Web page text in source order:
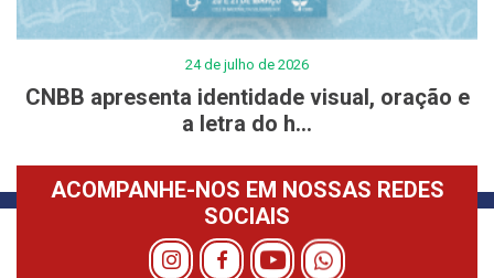
24 de julho de 2026
CNBB apresenta identidade visual, oração e
a letra do h...
ACOMPANHE-NOS EM NOSSAS REDES
SOCIAIS